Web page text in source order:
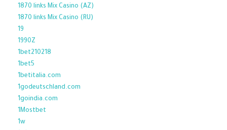
1870 links Mix Casino (AZ)
1870 links Mix Casino (RU)
19
1990Z
1bet210218
1bet5
1betitalia.com
1godeutschland.com
1goindia.com
1Mostbet
1w